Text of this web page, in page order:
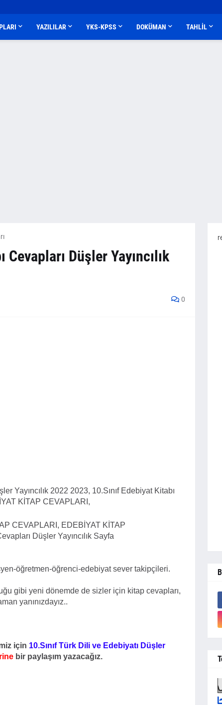
YAZILILAR YKS-KPSS DOKÜMAN TAHLİL
Cevapları Düşler Yayıncılık
0
Yayıncılık 2022 2023, 10.Sınıf Edebiyat Kitabı
KİTAP CEVAPLARI,
CEVAPLARI, EDEBİYAT KİTAP
Düşler Yayıncılık Sayfa
öğretmen-öğrenci-edebiyat sever takipçileri.
gibi yeni dönemde de sizler için kitap cevapları,
yanınızdayız..
için 10.Sınıf Türk Dili ve Edebiyatı Düşler
bir paylaşım yazacağız.